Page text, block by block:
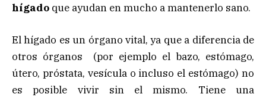
hígado que ayudan en mucho a mantenerlo sano.
El hígado es un órgano vital, ya que a diferencia de
otros órganos (por ejemplo el bazo, estómago,
útero, próstata, vesícula o incluso el estómago) no
es posible vivir sin el mismo. Tiene una